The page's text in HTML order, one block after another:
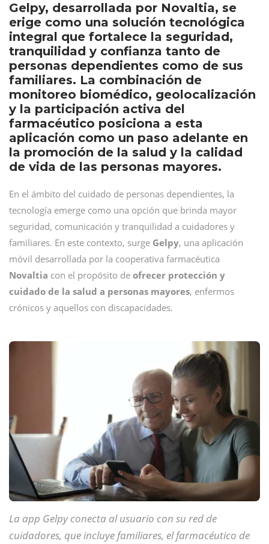
Gelpy, desarrollada por Novaltia, se
erige como una solución tecnológica
integral que fortalece la seguridad,
tranquilidad y confianza tanto de
personas dependientes como de sus
familiares. La combinación de
monitoreo biomédico, geolocalización
y la participación activa del
farmacéutico posiciona a esta
aplicación como un paso adelante en
la promoción de la salud y la calidad
de vida de las personas mayores.
En el ámbito del cuidado de personas dependientes, la
tecnología emerge como una opción que brinda mayor
seguridad, comunicación y tranquilidad a cuidadores y
familiares. En este contexto, surge Gelpy, una aplicación
móvil desarrollada por la cooperativa farmacéutica
Novaltia con el propósito de ofrecer protección y
cuidado de la salud a personas mayores, enfermos
crónicos y aquellos con discapacidades.
La app Gelpy conecta al usuario con su red de
cuidadores, que incluye familiares, el farmacéutico de